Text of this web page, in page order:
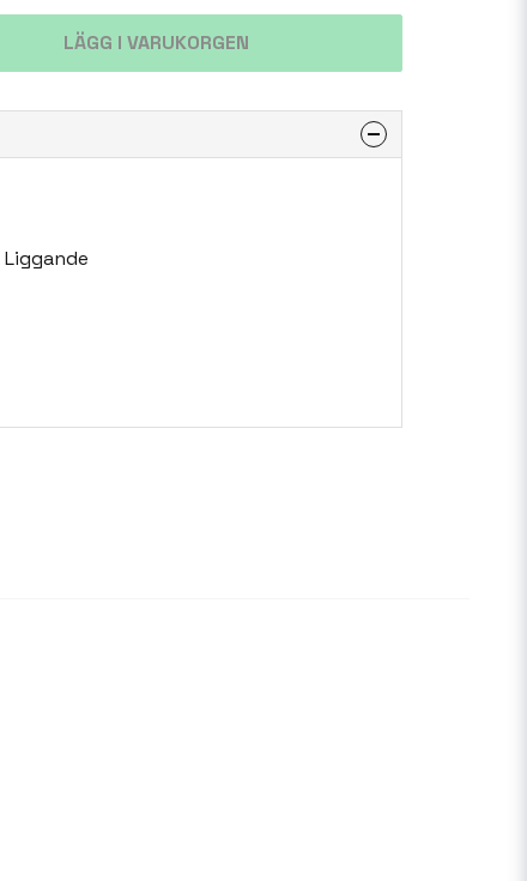
LÄGG I VARUKORGEN
Liggande